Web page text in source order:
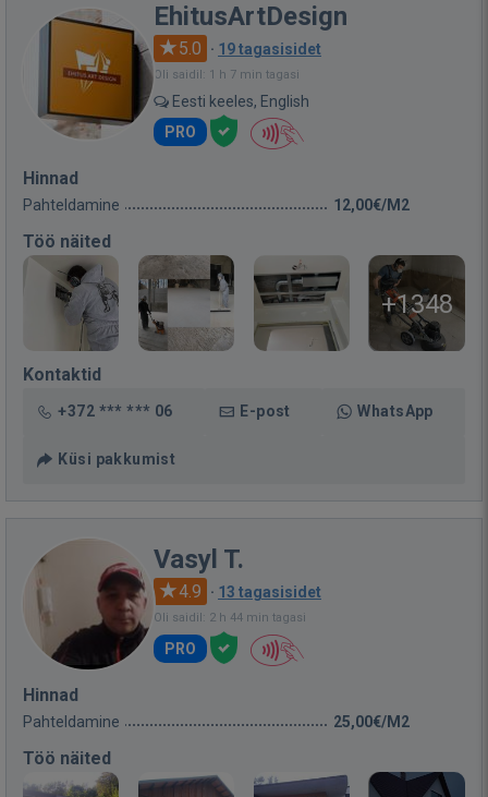
EhitusArtDesign
5.0 · 19 tagasisidet
Oli saidil: 1 h 7 min tagasi
Eesti keeles, English
PRO
Hinnad
Pahteldamine 12,00€/M2
Töö näited
+1348
Kontaktid
+372 *** *** 06 E-post WhatsApp
Küsi pakkumist
Vasyl T.
4.9 · 13 tagasisidet
Oli saidil: 2 h 44 min tagasi
PRO
Hinnad
Pahteldamine 25,00€/M2
Töö näited